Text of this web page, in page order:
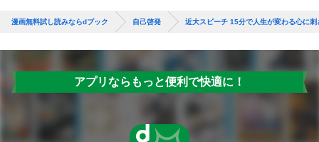
漫画無料試し読みならdブック 自己啓発 近大スピーチ 15分で人生が変わる心に刺
アプリならもっと便利で快適に！